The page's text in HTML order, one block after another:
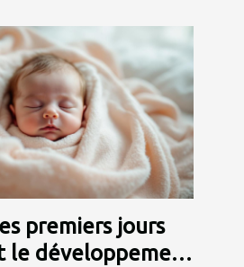
premiers jours
le développement